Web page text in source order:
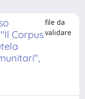
Corpus
file da
validare